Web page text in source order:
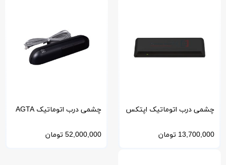
چشمی درب اتوماتیک اپتکس
مدل Optex OA-203C
13,700,000 تومان
چشمی درب اتوماتیک AGTA
RECORD سوئیس
52,000,000 تومان